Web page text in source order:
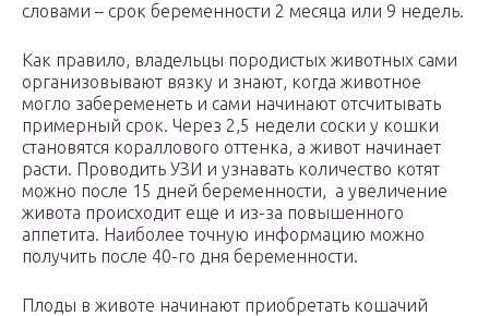
словами – срок беременности 2 месяца или 9 недель.
Как правило, владельцы породистых животных сами
организовывают вязку и знают, когда животное
могло забеременеть и сами начинают отсчитывать
примерный срок. Через 2,5 недели соски у кошки
становятся кораллового оттенка, а живот начинает
расти. Проводить УЗИ и узнавать количество котят
можно после 15 дней беременности, а увеличение
живота происходит еще и из-за повышенного
аппетита. Наиболее точную информацию можно
получить после 40-го дня беременности.
Плоды в животе начинают приобретать кошачий